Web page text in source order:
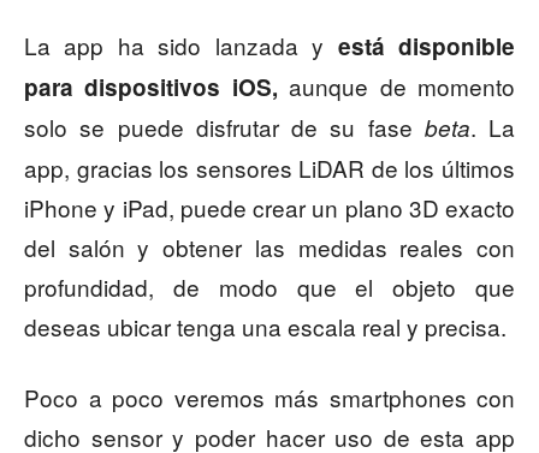
La app ha sido lanzada y está disponible
para dispositivos iOS, aunque de momento
solo se puede disfrutar de su fase beta. La
app, gracias los sensores LiDAR de los últimos
iPhone y iPad, puede crear un plano 3D exacto
del salón y obtener las medidas reales con
profundidad, de modo que el objeto que
deseas ubicar tenga una escala real y precisa.
Poco a poco veremos más smartphones con
dicho sensor y poder hacer uso de esta app